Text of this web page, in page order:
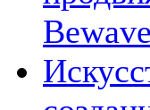
Bewave